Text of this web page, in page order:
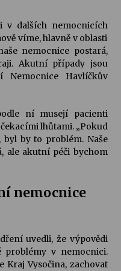
v dalších nemocnicích
víme, hlavně v oblasti
nemocnice postará,
Akutní případy jsou
Nemocnice Havlíčkův
ní musejí pacienti
lhůtami. „Pokud
byl by to problém. Naše
ale akutní péči bychom
nemocnice
uvedli, že výpovědi
problémy v nemocnici.
Kraj Vysočina, zachovat